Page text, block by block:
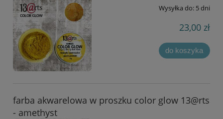
Wysyłka do: 5 dni
23,00 zł
do koszyka
farba akwarelowa w proszku color glow 13@rts
- amethyst